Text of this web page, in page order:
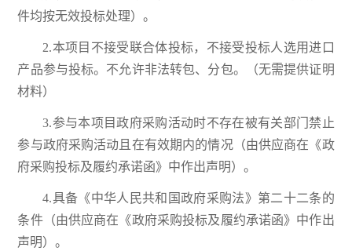
件均按无效投标处理）。
2.本项目不接受联合体投标，不接受投标人选用进口
产品参与投标。不允许非法转包、分包。（无需提供证明
材料）
3.参与本项目政府采购活动时不存在被有关部门禁止
参与政府采购活动且在有效期内的情况（由供应商在《政
府采购投标及履约承诺函》中作出声明）。
4.具备《中华人民共和国政府采购法》第二十二条的
条件（由供应商在《政府采购投标及履约承诺函》中作出
声明）。